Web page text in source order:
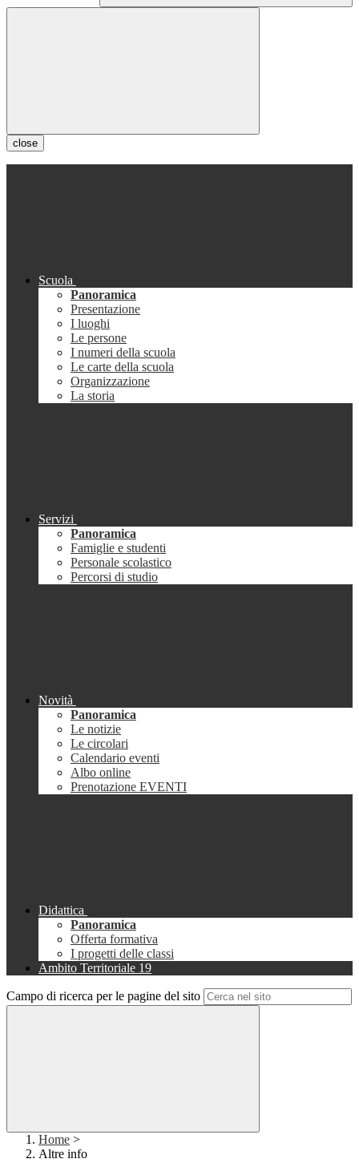
close
Scuola
Panoramica
Presentazione
I luoghi
Le persone
I numeri della scuola
Le carte della scuola
Organizzazione
La storia
Servizi
Panoramica
Famiglie e studenti
Personale scolastico
Percorsi di studio
Novità
Panoramica
Le notizie
Le circolari
Calendario eventi
Albo online
Prenotazione EVENTI
Didattica
Panoramica
Offerta formativa
I progetti delle classi
Ambito Territoriale 19
Campo di ricerca per le pagine del sito
Home >
Altre info